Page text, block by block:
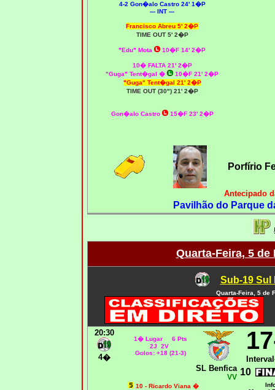
4-2 Gon�alo Castro 24' 1�P
--- INT ---
Francisco Abreu 5' 2�P
TIME OUT 5' 2�P
"Edu" Mota 10�F 14' 2�P
10� FALTA 21' 2�P
"Guga" Tent�gal �
10�F 21' 2�P
"Guga" Tent�gal 21' 2�P
TIME OUT (30") 21' 2�P
Gon�alo Castro 15�F 23' 2�P
Porfírio
Antecipado
Pavilhão do Parque
Quarta-Feira, 5 de
Sub-19
Quarta-Feira, 5 de
20:30
4�
1� Lugar 6 Pts
2J 2V
Golos: +18 (21-3)
SL Benfica
VV 10
10 - Ricardo Viana �